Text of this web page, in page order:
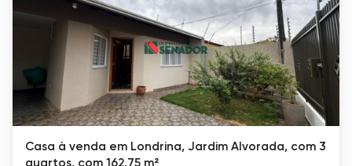
Casa à venda em Londrina, Jardim Alvorada, com 3
quartos, com 162.75 m²